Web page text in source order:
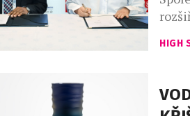
HIGH